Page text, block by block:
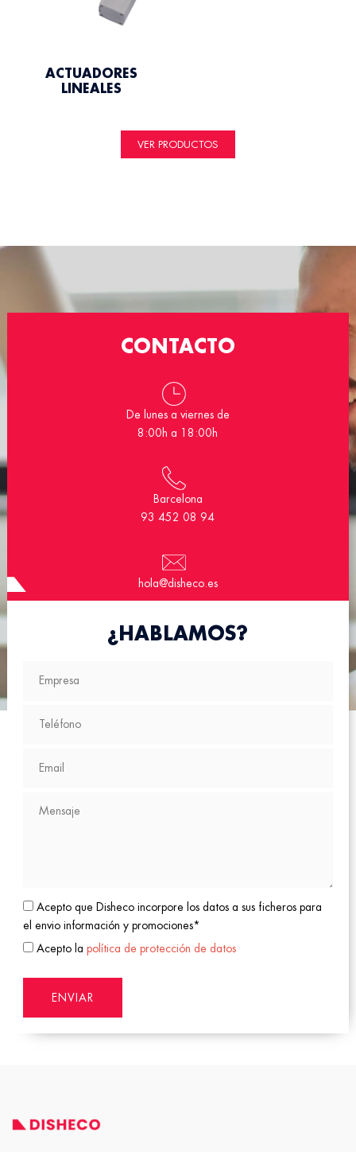
ACTUADORES
LINEALES
VER PRODUCTOS
CONTACTO
De lunes a viernes de
8:00h a 18:00h
Barcelona
93 452 08 94
hola@disheco.es
¿HABLAMOS?
Acepto que Disheco incorpore los datos a sus ficheros para
el envio información y promociones*
Acepto la política de protección de datos